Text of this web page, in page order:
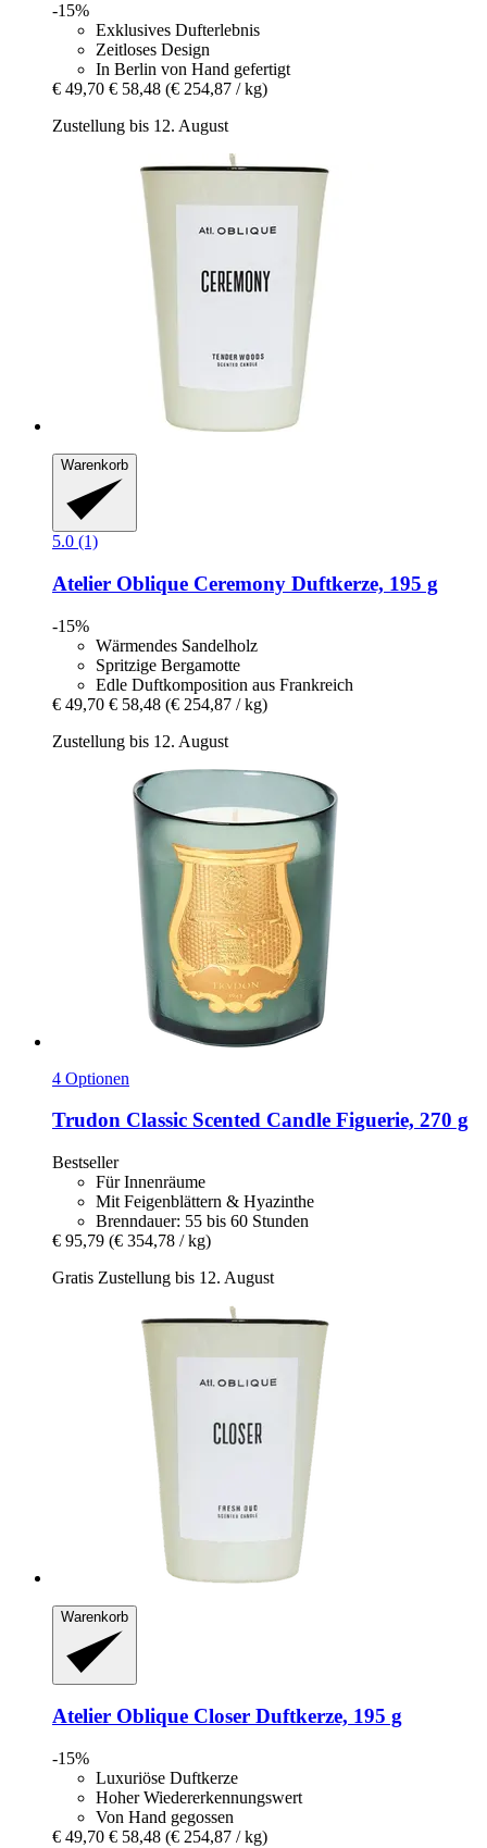
-15%
Exklusives Dufterlebnis
Zeitloses Design
In Berlin von Hand gefertigt
€ 49,70 € 58,48 (€ 254,87 / kg)
Zustellung bis 12. August
Warenkorb
5.0 (1)
Atelier Oblique Ceremony Duftkerze, 195 g
-15%
Wärmendes Sandelholz
Spritzige Bergamotte
Edle Duftkomposition aus Frankreich
€ 49,70 € 58,48 (€ 254,87 / kg)
Zustellung bis 12. August
4 Optionen
Trudon Classic Scented Candle Figuerie, 270 g
Bestseller
Für Innenräume
Mit Feigenblättern & Hyazinthe
Brenndauer: 55 bis 60 Stunden
€ 95,79 (€ 354,78 / kg)
Gratis Zustellung bis 12. August
Warenkorb
Atelier Oblique Closer Duftkerze, 195 g
-15%
Luxuriöse Duftkerze
Hoher Wiedererkennungswert
Von Hand gegossen
€ 49,70 € 58,48 (€ 254,87 / kg)